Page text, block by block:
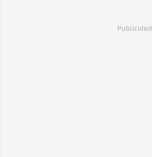
Publicidad